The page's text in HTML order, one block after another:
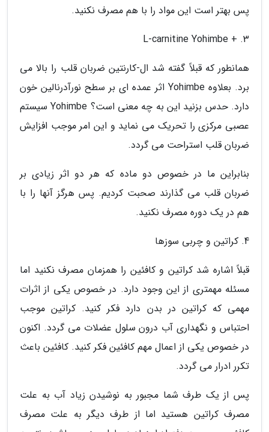
پس بهتر است این مواد را با هم مصرف نکنید.
3. + L-carnitine Yohimbe
همانطور که قبلاً گفته شد ال-کارنتین ضربان قلب را بالا می
برد. بعلاوه Yohimbe اثر عمده ای بر سطح نورآدرنالین خون
دارد. حدس بزنید این به چه معنی است؟ Yohimbe سیستم
عصبی مرکزی را تحریک می نماید و این امر موجب افزایش
ضربان قلب استراحت می گردد.
بنابراین ما در خصوص دو ماده که هر دو اثر زیادی بر
ضربان قلب می گذارند صحبت کردیم. پس هرگز آنها را با
هم در یک دوره مصرف نکنید.
4. کراتین و چربی سوزها
قبلاً اشاره شد کراتین و کافئین را همزمان مصرف نکنید اما
مسئله مهمتری از این وجود دارد. در خصوص یکی از اثرات
مهمی که کراتین در بدن دارد فکر کنید. کراتین موجب
احتباس و نگهداری آب درون سلول عضلات می گردد. اکنون
در خصوص یکی از اعمال مهم کافئین فکر کنید. کافئین باعث
تکرر ادرار می گردد.
پس از یک طرف شما مجبور به نوشیدن زیاد آب به علت
مصرف کراتین هستید اما از طرف دیگر به علت مصرف